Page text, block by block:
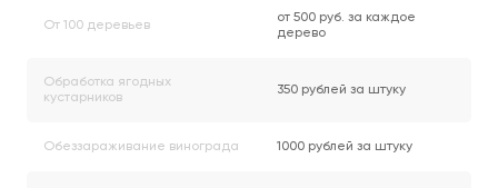
От 100 деревьев
от 500 руб. за каждое
дерево
Обработка ягодных
кустарников
350 рублей за штуку
Обеззараживание винограда 1000 рублей за штуку